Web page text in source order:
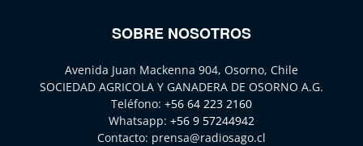
SOBRE NOSOTROS
Avenida Juan Mackenna 904, Osorno, Chile
SOCIEDAD AGRICOLA Y GANADERA DE OSORNO A.G.
Teléfono: +56 64 223 2160
Whatsapp: +56 9 57244942
Contacto: prensa@radiosago.cl